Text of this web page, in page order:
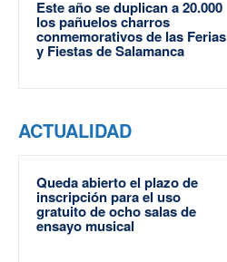
Este año se duplican a 20.000
los pañuelos charros
conmemorativos de las Ferias
y Fiestas de Salamanca
ACTUALIDAD
Queda abierto el plazo de
inscripción para el uso
gratuito de ocho salas de
ensayo musical